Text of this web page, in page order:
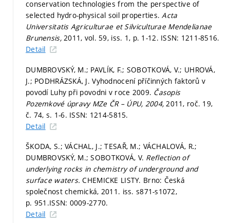
conservation technologies from the perspective of
selected hydro-physical soil properties.Acta
Universitatis Agriculturae et Silviculturae Mendelianae
Brunensis,2011, vol. 59, iss. 1, p. 1-12. ISSN: 1211-8516.
Detail
DUMBROVSKÝ, M.; PAVLÍK, F.; SOBOTKOVÁ, V.; UHROVÁ,
J.; PODHRÁZSKÁ, J. Vyhodnocení příčinných faktorů v
povodí Luhy při povodni v roce 2009. Časopis
Pozemkové úpravy MZe ČR – ÚPU, 2004, 2011, roč. 19,
č. 74, s. 1-6. ISSN: 1214-5815.
Detail
ŠKODA, S.; VÁCHAL, J.; TESAŘ, M.; VÁCHALOVÁ, R.;
DUMBROVSKÝ, M.; SOBOTKOVÁ, V. Reflection of
underlying rocks in chemistry of underground and
surface waters.CHEMICKE LISTY. Brno: Česká
společnost chemická, 2011. iss. s871-s1072,
p. 951.ISSN: 0009-2770.
Detail